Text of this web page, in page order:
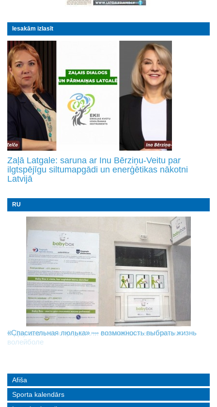
Iesakām izlasīt
Zaļā Latgale: saruna ar Inu Bērziņu-Veitu par
ilgtspējīgu siltumapgādi un enerģētikas nākotni
Latvijā
RU
В Даугавпилсе определили сильнейших в пляжном
волейболе
«Спасительная люлька» — возможность выбрать жизнь
Новое поколение пограничников: Даугавпилсское
управление пополнили молодые специалисты
Afiša
Sporta kalendārs